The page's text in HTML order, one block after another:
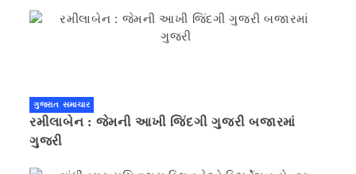
ગુજરાત સમાચાર
રમીલાબેન : જેમની આખી જિંદગી ગુજરી બજારમાં
ગુજરી